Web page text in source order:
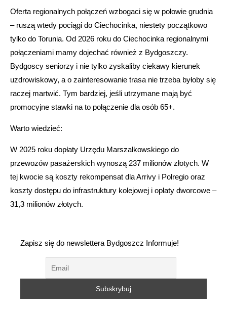
Oferta regionalnych połączeń wzbogaci się w połowie grudnia
– ruszą wtedy pociągi do Ciechocinka, niestety początkowo
tylko do Torunia. Od 2026 roku do Ciechocinka regionalnymi
połączeniami mamy dojechać również z Bydgoszczy.
Bydgoscy seniorzy i nie tylko zyskaliby ciekawy kierunek
uzdrowiskowy, a o zainteresowanie trasa nie trzeba byłoby się
raczej martwić. Tym bardziej, jeśli utrzymane mają być
promocyjne stawki na to połączenie dla osób 65+.
Warto wiedzieć:
W 2025 roku dopłaty Urzędu Marszałkowskiego do
przewozów pasażerskich wynoszą 237 milionów złotych. W
tej kwocie są koszty rekompensat dla Arrivy i Polregio oraz
koszty dostępu do infrastruktury kolejowej i opłaty dworcowe –
31,3 milionów złotych.
Zapisz się do newslettera Bydgoszcz Informuje!